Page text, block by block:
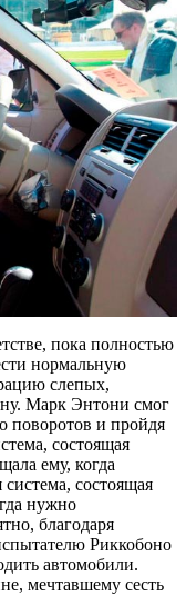
пока полностью
нормальную
слепых,
Марк Энтони смог
поворотов и пройдя
состоящая
ему, когда
состоящая
нужно
благодаря
Риккобоно
автомобили.
мечтавшему сесть